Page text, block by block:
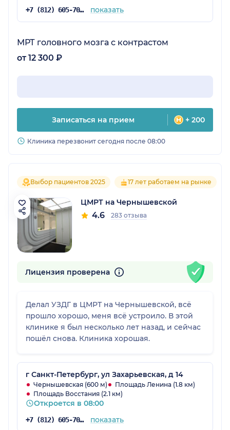
уровне.
+7 (812) 605-70-67 показать
МРТ головного мозга с контрастом
от 12 300 ₽
Записаться на прием + 200
Клиника перезвонит сегодня после 08:00
Выбор пациентов 2025 17 лет работаем на рынке
ЦМРТ на Чернышевской
4.6 283 отзыва
Лицензия проверена
Делал УЗДГ в ЦМРТ на Чернышевской, всё
прошло хорошо, меня всё устроило. В этой
клинике я был несколько лет назад, и сейчас
пошёл снова. Клиника хорошая.
г Санкт-Петербург, ул Захарьевская, д 14
Чернышевская (600 м)
Площадь Ленина (1.8 км)
Площадь Восстания (2.1 км)
Откроется в 08:00
+7 (812) 605-70-67 показать